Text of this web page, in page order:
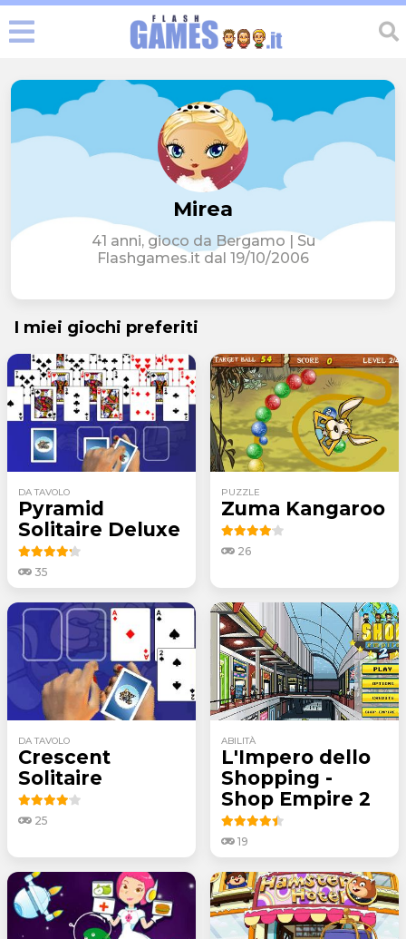
Mirea
41 anni, gioco da Bergamo | Su
Flashgames.it dal 19/10/2006
I miei giochi preferiti
DA TAVOLO
Pyramid
Solitaire Deluxe
35
PUZZLE
Zuma Kangaroo
26
DA TAVOLO
Crescent
Solitaire
25
ABILITÀ
L'Impero dello
Shopping -
Shop Empire 2
19